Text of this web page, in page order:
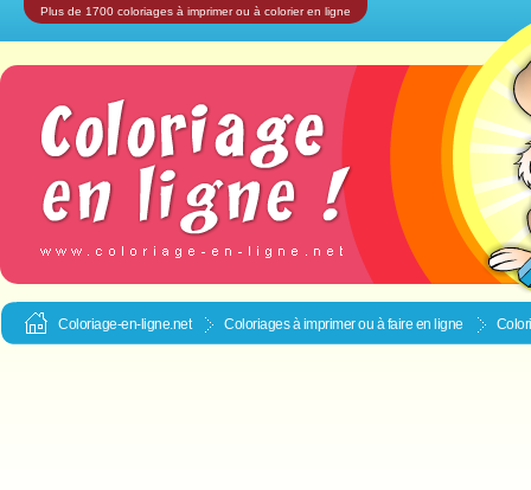
Plus de 1700 coloriages à imprimer ou à colorier en ligne
Coloriage-en-ligne.net Coloriages à imprimer ou à faire en ligne